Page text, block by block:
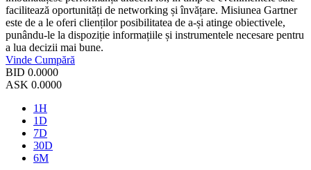
facilitează oportunități de networking și învățare. Misiunea Gartner
este de a le oferi clienților posibilitatea de a-și atinge obiectivele,
punându-le la dispoziție informațiile și instrumentele necesare pentru
a lua decizii mai bune.
Vinde Cumpără
BID 0.0000
ASK 0.0000
1H
1D
7D
30D
6M